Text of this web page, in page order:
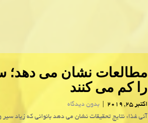
مطالعات نشان می دهد؛
را كم می كنند
اکتبر 25, 2019
بدون دیدگاه
آنی غذا: نتایج تحقیقات نشان می دهد بانوانی كه زیاد